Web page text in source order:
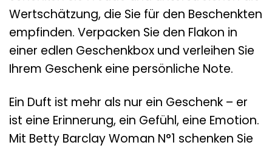
Wertschätzung, die Sie für den Beschenkten
empfinden. Verpacken Sie den Flakon in
einer edlen Geschenkbox und verleihen Sie
Ihrem Geschenk eine persönliche Note.
Ein Duft ist mehr als nur ein Geschenk – er
ist eine Erinnerung, ein Gefühl, eine Emotion.
Mit Betty Barclay Woman N°1 schenken Sie